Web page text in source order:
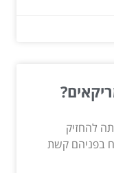
להחזיק
בפניהם קשת